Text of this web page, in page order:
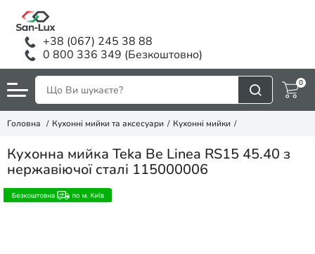
+38 (067) 245 38 88
0 800 336 349 (Безкоштовно)
0
Головна Кухонні мийки та аксесуари Кухонні мийки
Кухонна мийка Teka Be Linea RS15 45.40 з
нержавіючої сталі 115000006